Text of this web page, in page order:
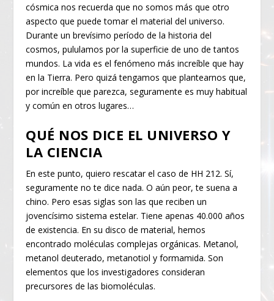
cósmica nos recuerda que no somos más que otro
aspecto que puede tomar el material del universo.
Durante un brevísimo período de la historia del
cosmos, pululamos por la superficie de uno de tantos
mundos. La vida es el fenómeno más increíble que hay
en la Tierra. Pero quizá tengamos que plantearnos que,
por increíble que parezca, seguramente es muy habitual
y común en otros lugares…
QUÉ NOS DICE EL UNIVERSO Y
LA CIENCIA
En este punto, quiero rescatar el caso de HH 212. Sí,
seguramente no te dice nada. O aún peor, te suena a
chino. Pero esas siglas son las que reciben un
jovencísimo sistema estelar. Tiene apenas 40.000 años
de existencia. En su disco de material, hemos
encontrado moléculas complejas orgánicas. Metanol,
metanol deuterado, metanotiol y formamida. Son
elementos que los investigadores consideran
precursores de las biomoléculas.